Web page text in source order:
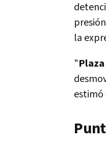
la
"
estimó